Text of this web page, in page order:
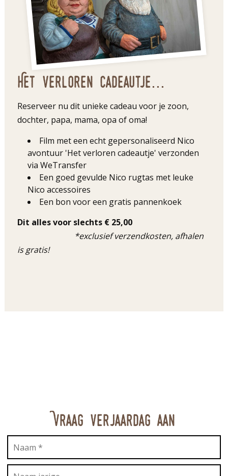
Het verloren cadeautje...
Reserveer nu dit unieke cadeau voor je zoon,
dochter, papa, mama, opa of oma!
Film met een echt gepersonaliseerd Nico
avontuur 'Het verloren cadeautje' verzonden
via WeTransfer
Een goed gevulde Nico rugtas met leuke
Nico accessoires
Een bon voor een gratis pannenkoek
Dit alles voor slechts € 25,00
*exclusief verzendkosten, afhalen
is gratis!
Vraag verjaardag aan